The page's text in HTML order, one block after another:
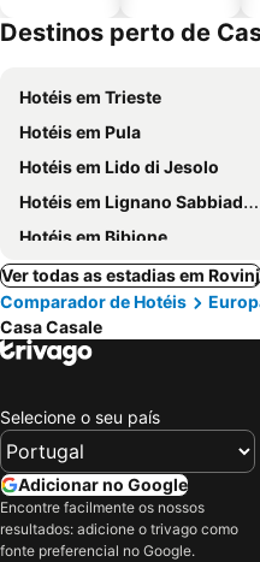
Destinos perto de
Hotéis em Trieste
Hotéis em Pula
Hotéis em Lido di Jesolo
Hotéis em Lignano Sabbiadoro
Hotéis em Bibione
Ver todas as estadias em Rovinj
Comparador de Hotéis
Casa Casale
Selecione o seu país
Adicionar no Google
Encontre facilmente os nossos
resultados: adicione o trivago como
fonte preferencial no Google.